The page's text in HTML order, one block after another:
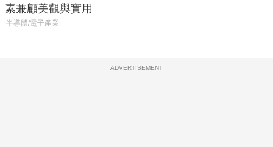
素兼顧美觀與實用
半導體/電子產業
ADVERTISEMENT